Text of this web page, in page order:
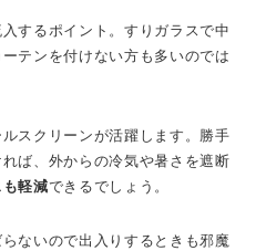
するポイント。すりガラスで中
テンを付けない方も多いのでは
スクリーンが活躍します。勝手
ば、外からの冷気や暑さを遮断
軽減できるでしょう。
ないので出入りするときも邪魔